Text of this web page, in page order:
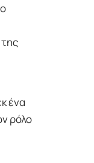
ένα
ρόλο